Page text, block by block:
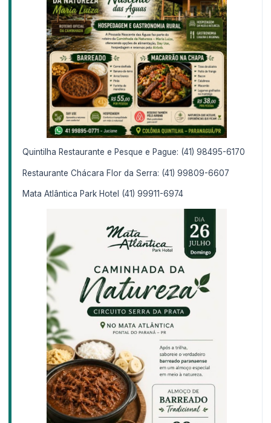
Quintilha Restaurante e Pesque e Pague: (41) 98495-6170
Restaurante Chácara Flor da Serra: (41) 99809-6607
Mata Atlântica Park Hotel (41) 99911-6974